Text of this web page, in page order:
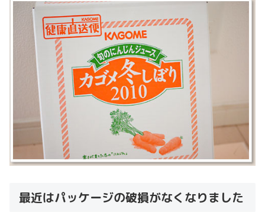
最近はパッケージの破損がなくなりました